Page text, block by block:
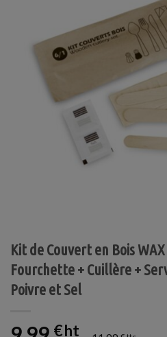
Kit de Couvert en Bois
Fourchette + Cuillère +
Poivre et Sel
€